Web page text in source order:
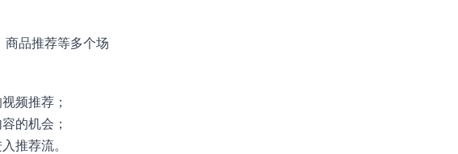
商品推荐等多个场
频推荐；
的机会；
推荐流。